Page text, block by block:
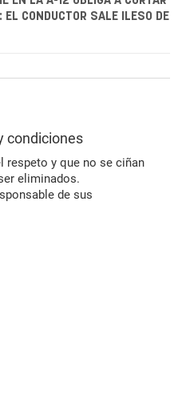
EL CONDUCTOR SALE ILESO DE
condiciones
respeto y que no se ciñan
eliminados.
de sus